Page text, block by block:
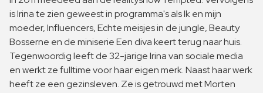
is Irina te zien geweest in programma's als Ik en mijn
moeder, Influencers, Echte meisjes in de jungle, Beauty
Bosserne en de miniserie Een diva keert terug naar huis.
Tegenwoordig leeft de 32-jarige Irina van sociale media
en werkt ze fulltime voor haar eigen merk. Naast haar werk
heeft ze een gezinsleven. Ze is getrouwd met Morten